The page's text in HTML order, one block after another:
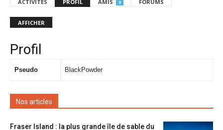
ACTIVITÉS PROFIL AMIS 0 FORUMS
AFFICHER
Profil
Pseudo BlackPowder
Nos articles
Fraser Island : la plus grande île de sable du